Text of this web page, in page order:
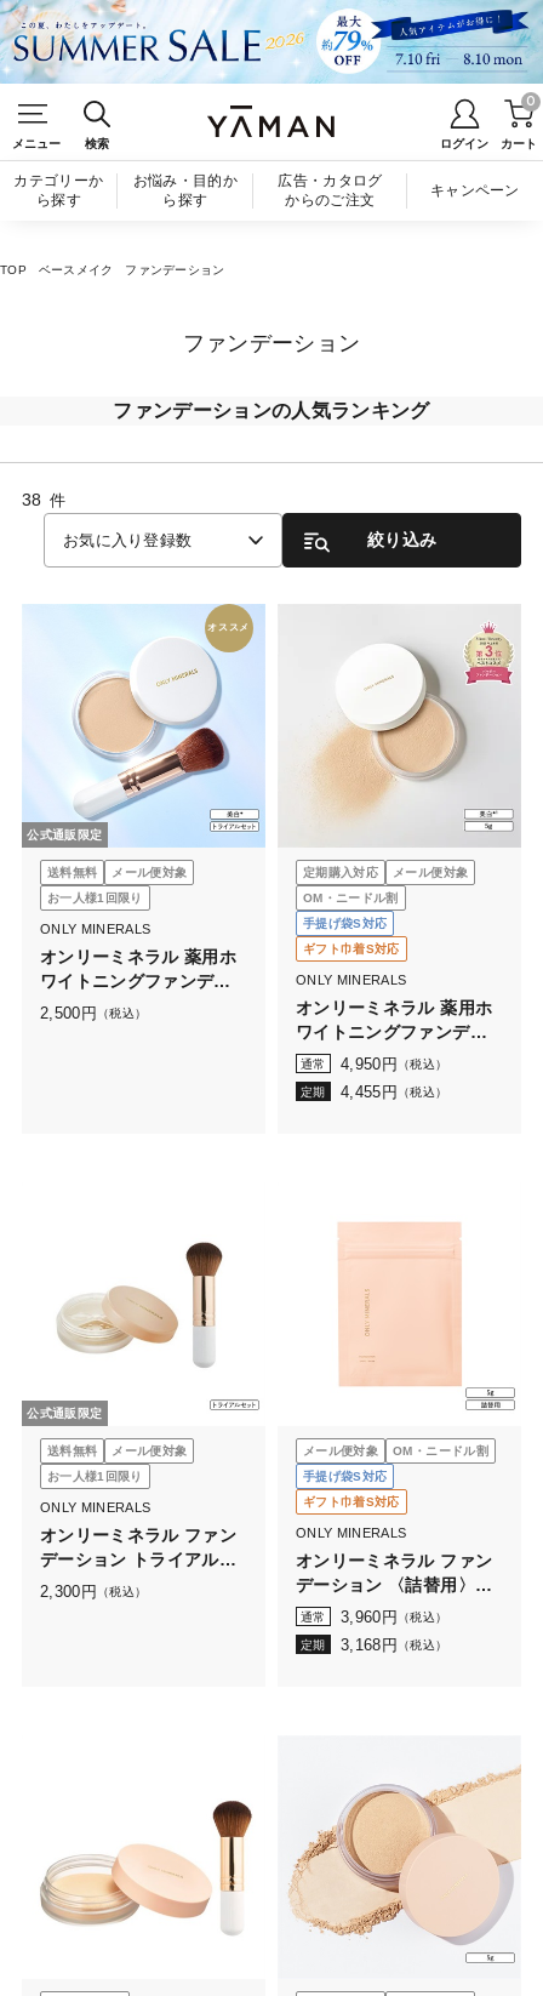
メニュー 検索 ログイン カート
0
カテゴリーか
ら探す
お悩み・目的か
ら探す
広告・カタログ
からのご注文
キャンペーン
TOP ベースメイク ファンデーション
ファンデーション
ファンデーションの人気ランキング
38 件
お気に入り登録数 絞り込み
オススメ
公式通販限定
送料無料
メール便対象
お一人様1回限り
ONLY MINERALS
オンリーミネラル 薬用ホ
ワイトニングファンデー
ション トライアルセット
2,500 円 （税込）
定期購入対応
メール便対象
OM・ニードル割
手提げ袋S対応
ギフト巾着S対応
ONLY MINERALS
オンリーミネラル 薬用ホ
ワイトニングファンデー
ション 5g
通常 4,950 円 （税込）
定期 4,455 円 （税込）
公式通販限定
送料無料
メール便対象
お一人様1回限り
ONLY MINERALS
オンリーミネラル ファン
デーション トライアルセ
ット
2,300 円 （税込）
メール便対象
OM・ニードル割
手提げ袋S対応
ギフト巾着S対応
ONLY MINERALS
オンリーミネラル ファン
デーション 〈詰替用〉
5g（ケースなし）
通常 3,960 円 （税込）
定期 3,168 円 （税込）